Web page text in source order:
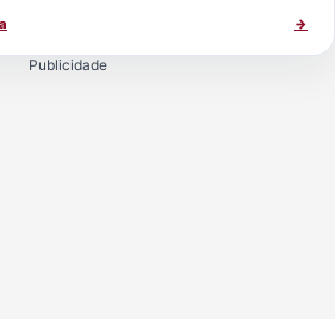
→
Publicidade